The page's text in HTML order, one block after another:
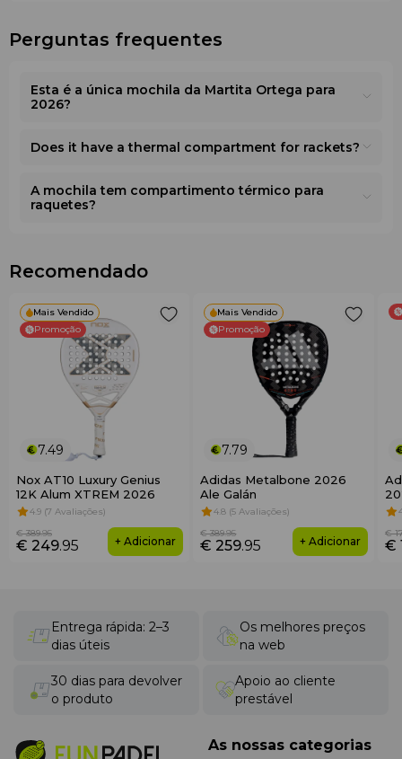
Perguntas frequentes
Esta é a única mochila da Martita Ortega para
2026?
Does it have a thermal compartment for rackets?
A mochila tem compartimento térmico para
raquetes?
Recomendado
Mais Vendido
Promoção
7.49
Nox AT10 Luxury Genius
12K Alum XTREM 2026
4.9 (7 Avaliações)
€ 249.95
€ 389.95
+ Adicionar
Mais Vendido
Promoção
7.79
Adidas Metalbone 2026
Ale Galán
4.8 (5 Avaliações)
€ 259.95
€ 389.95
+ Adicionar €
€
Entrega rápida: 2–3
dias úteis
Os melhores preços
na web
30 dias para devolver
o produto
Apoio ao cliente
prestável
As nossas categorias